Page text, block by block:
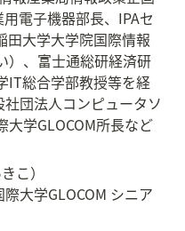
電子機器部長、IPAセ
田大学大学院国際情報
）、富士通総研経済研
IT総合学部教授等を経
団法人コンピュータソ
大学GLOCOM所長など
こ）
大学GLOCOM シニア